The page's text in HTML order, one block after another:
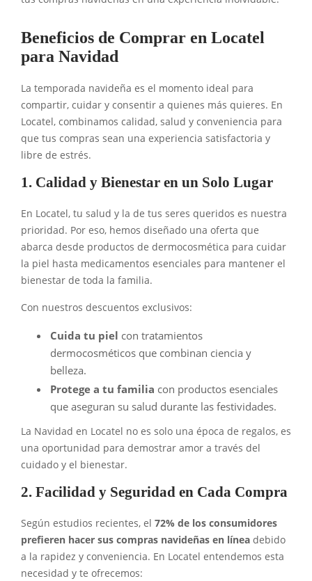
Beneficios de Comprar en Locatel
para Navidad
La temporada navideña es el momento ideal para
compartir, cuidar y consentir a quienes más quieres. En
Locatel, combinamos calidad, salud y conveniencia para
que tus compras sean una experiencia satisfactoria y
libre de estrés.
1. Calidad y Bienestar en un Solo Lugar
En Locatel, tu salud y la de tus seres queridos es nuestra
prioridad. Por eso, hemos diseñado una oferta que
abarca desde productos de dermocosmética para cuidar
la piel hasta medicamentos esenciales para mantener el
bienestar de toda la familia.
Con nuestros descuentos exclusivos:
Cuida tu piel con tratamientos
dermocosméticos que combinan ciencia y
belleza.
Protege a tu familia con productos esenciales
que aseguran su salud durante las festividades.
La Navidad en Locatel no es solo una época de regalos, es
una oportunidad para demostrar amor a través del
cuidado y el bienestar.
2. Facilidad y Seguridad en Cada Compra
Según estudios recientes, el 72% de los consumidores
prefieren hacer sus compras navideñas en línea debido
a la rapidez y conveniencia. En Locatel entendemos esta
necesidad y te ofrecemos: